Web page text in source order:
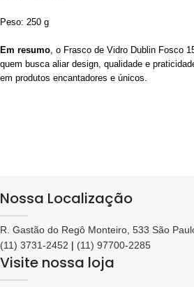
Peso: 250 g
Em resumo , o Frasco de Vidro Dublin Fosco
quem busca aliar design, qualidade e
em produtos encantadores e únicos.
Nossa Localização
R. Gastão do Regô Monteiro, 533 São
(11) 3731-2452 | (11) 97700-2285
Visite nossa loja